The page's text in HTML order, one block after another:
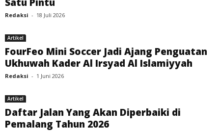
Redaksi - 18 Juli 2026
Artikel
FourFeo Mini Soccer Jadi Ajang Penguatan
Ukhuwah Kader Al Irsyad Al Islamiyyah
Redaksi - 1 Juni 2026
Artikel
Daftar Jalan Yang Akan Diperbaiki di
Pemalang Tahun 2026